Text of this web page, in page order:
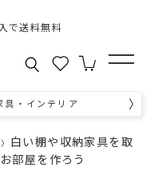
で送料無料
具・インテリア
白い棚や収納家具を取
部屋を作ろう